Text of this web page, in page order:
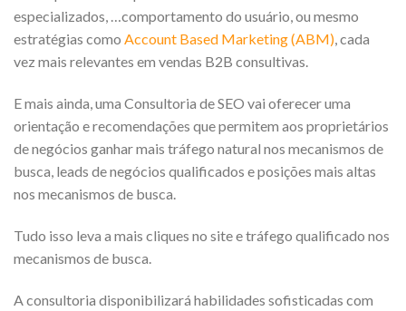
especializados, …comportamento do usuário, ou mesmo
estratégias como Account Based Marketing (ABM), cada
vez mais relevantes em vendas B2B consultivas.
E mais ainda, uma Consultoria de SEO vai oferecer uma
orientação e recomendações que permitem aos proprietários
de negócios ganhar mais tráfego natural nos mecanismos de
busca, leads de negócios qualificados e posições mais altas
nos mecanismos de busca.
Tudo isso leva a mais cliques no site e tráfego qualificado nos
mecanismos de busca.
A consultoria disponibilizará habilidades sofisticadas com